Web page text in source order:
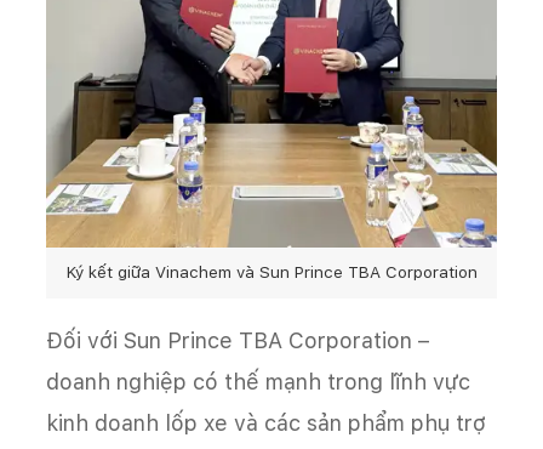
Ký kết giữa Vinachem và Sun Prince TBA Corporation
Đối với Sun Prince TBA Corporation –
doanh nghiệp có thế mạnh trong lĩnh vực
kinh doanh lốp xe và các sản phẩm phụ trợ